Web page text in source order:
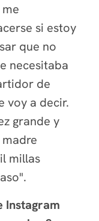
si estoy
que no
necesitaba
de
voy a decir.
grande y
madre
millas
Instagram